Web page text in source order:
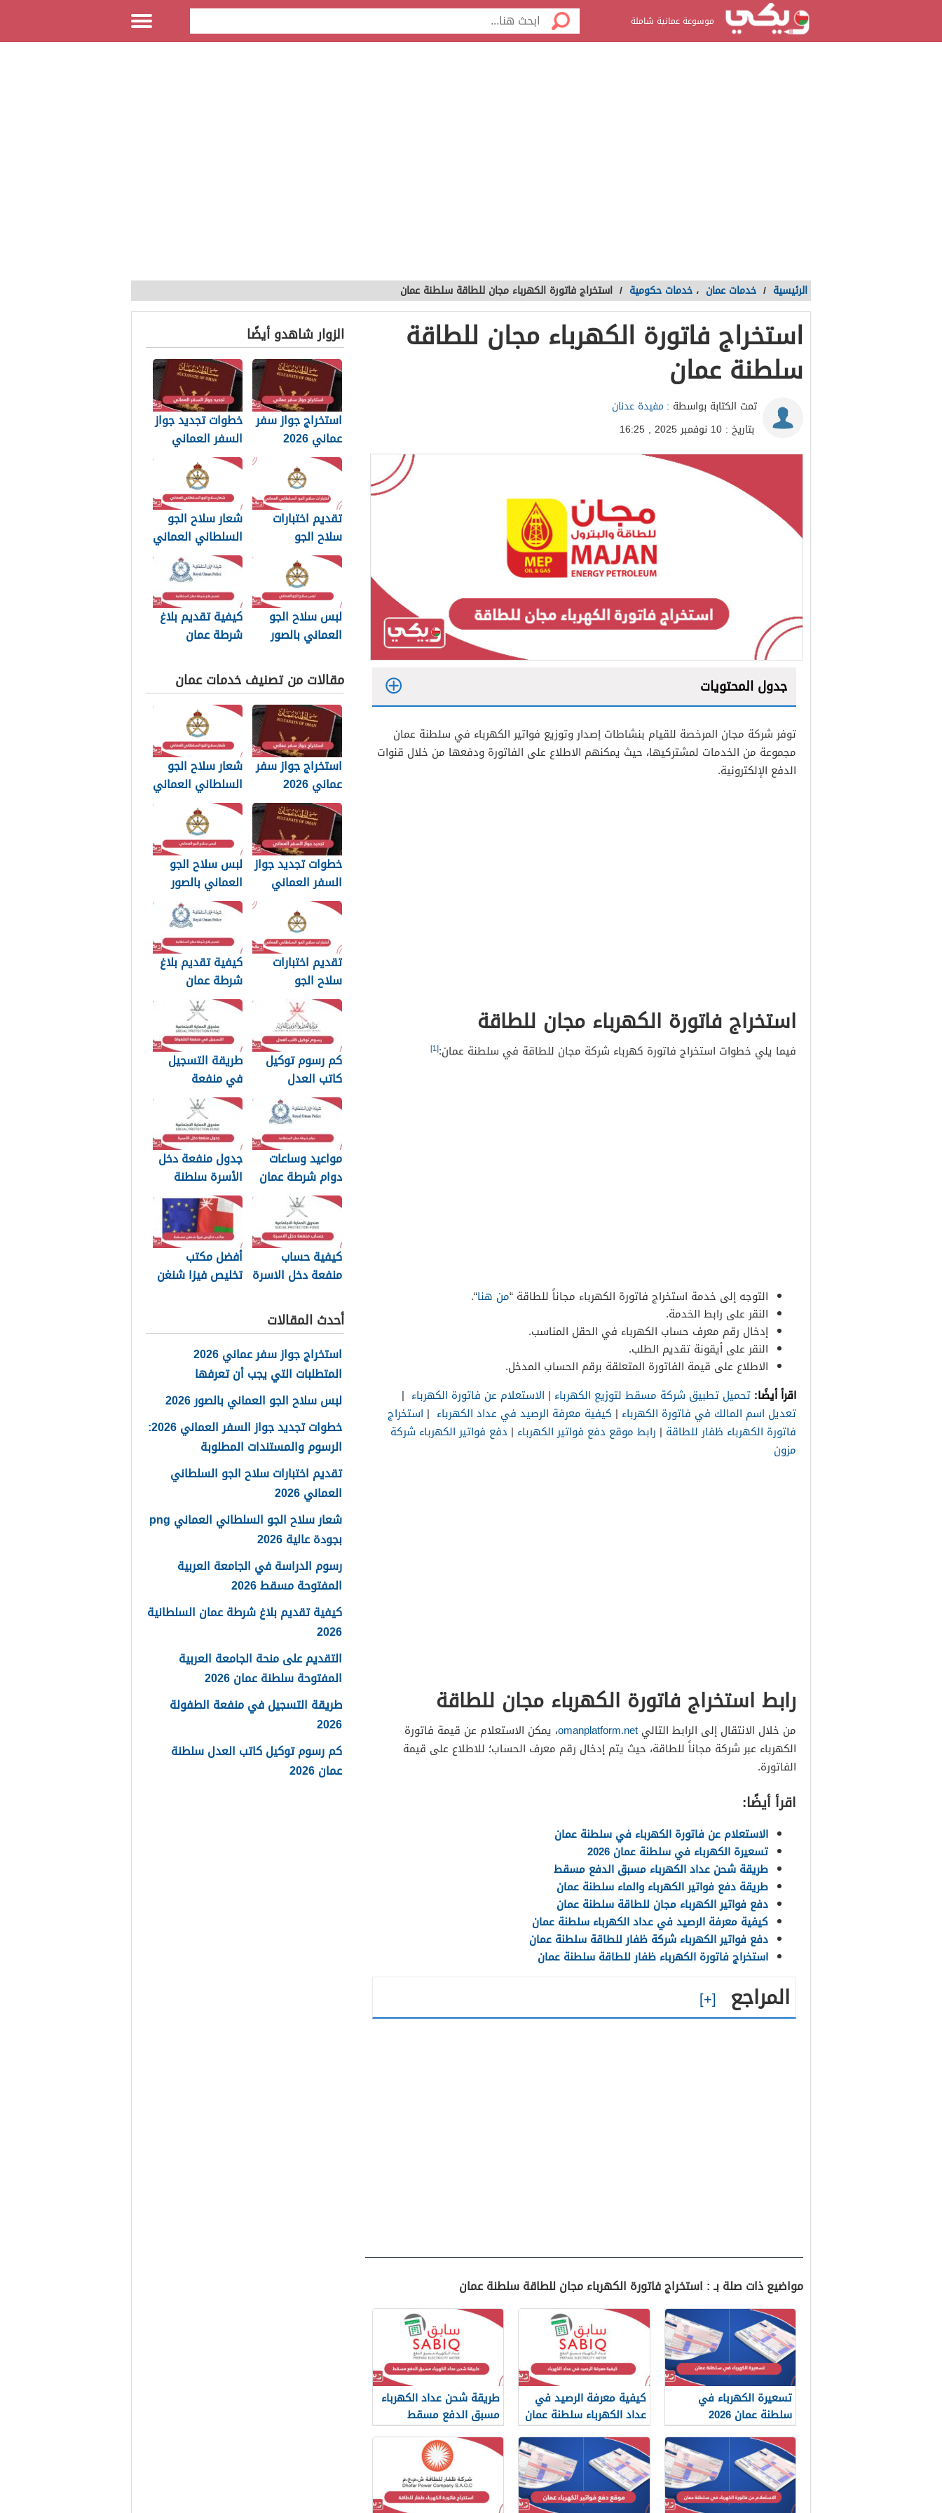
موسوعة عمانية شاملة
الرئيسية / خدمات عمان ، خدمات حكومية / استخراج فاتورة الكهرباء مجان للطاقة سلطنة عمان
استخراج فاتورة الكهرباء مجان للطاقة
سلطنة عمان
تمت الكتابة بواسطة : مفيدة عدنان
بتاريخ : 10 نوفمبر 2025 , 16:25
جدول المحتويات
2
توفر شركة مجان المرخصة للقيام بنشاطات إصدار وتوزيع فواتير الكهرباء في سلطنة عمان
مجموعة من الخدمات لمشتركيها، حيث يمكنهم الاطلاع على الفاتورة ودفعها من خلال قنوات
الدفع الإلكترونية.
استخراج فاتورة الكهرباء مجان للطاقة
فيما يلي خطوات استخراج فاتورة كهرباء شركة مجان للطاقة في سلطنة عمان:[1]
التوجه إلى خدمة استخراج فاتورة الكهرباء مجاناً للطاقة “من هنا“.
النقر على رابط الخدمة.
إدخال رقم معرف حساب الكهرباء في الحقل المناسب.
النقر على أيقونة تقديم الطلب.
الاطلاع على قيمة الفاتورة المتعلقة برقم الحساب المدخل.
اقرأ أيضًا: تحميل تطبيق شركة مسقط لتوزيع الكهرباء | الاستعلام عن فاتورة الكهرباء |
تعديل اسم المالك في فاتورة الكهرباء | كيفية معرفة الرصيد في عداد الكهرباء | استخراج
فاتورة الكهرباء ظفار للطاقة | رابط موقع دفع فواتير الكهرباء | دفع فواتير الكهرباء شركة
مزون
رابط استخراج فاتورة الكهرباء مجان للطاقة
من خلال الانتقال إلى الرابط التالي omanplatform.net، يمكن الاستعلام عن قيمة فاتورة
الكهرباء عبر شركة مجاناً للطاقة، حيث يتم إدخال رقم معرف الحساب؛ للاطلاع على قيمة
الفاتورة.
اقرأ أيضًا:
الاستعلام عن فاتورة الكهرباء في سلطنة عمان
تسعيرة الكهرباء في سلطنة عمان 2026
طريقة شحن عداد الكهرباء مسبق الدفع مسقط
طريقة دفع فواتير الكهرباء والماء سلطنة عمان
دفع فواتير الكهرباء مجان للطاقة سلطنة عمان
كيفية معرفة الرصيد في عداد الكهرباء سلطنة عمان
دفع فواتير الكهرباء شركة ظفار للطاقة سلطنة عمان
استخراج فاتورة الكهرباء ظفار للطاقة سلطنة عمان
المراجع
مواضيع ذات صلة بـ : استخراج فاتورة الكهرباء مجان للطاقة سلطنة عمان
تسعيرة الكهرباء في
سلطنة عمان 2026
كيفية معرفة الرصيد في
عداد الكهرباء سلطنة عمان
طريقة شحن عداد الكهرباء
مسبق الدفع مسقط
الزوار شاهدو أيضًا
استخراج جواز سفر
عماني 2026
المتطلبات التي
يجب أن تعرفها
خطوات تجديد جواز
السفر العماني
2026: الرسوم
والمستندات
المطلوبة
تقديم اختبارات
سلاح الجو
السلطاني العماني
2026
شعار سلاح الجو
السلطاني العماني
png بجودة عالية
2026
لبس سلاح الجو
العماني بالصور
كيفية تقديم بلاغ
شرطة عمان
مقالات من تصنيف خدمات عمان
استخراج جواز سفر
عماني 2026
المتطلبات التي
يجب أن تعرفها
شعار سلاح الجو
السلطاني العماني
png بجودة عالية
2026
خطوات تجديد جواز
السفر العماني
2026: الرسوم
والمستندات
المطلوبة
لبس سلاح الجو
العماني بالصور
2026
تقديم اختبارات
سلاح الجو
السلطاني العماني
2026
كيفية تقديم بلاغ
شرطة عمان
السلطانية 2026
كم رسوم توكيل
كاتب العدل
سلطنة عمان 2026
طريقة التسجيل
في منفعة
الطفولة 2026
مواعيد وساعات
دوام شرطة عمان
السلطانية 2026
جدول منفعة دخل
الأسرة سلطنة
عمان 2026
كيفية حساب
منفعة دخل الاسرة
أفضل مكتب
تخليص فيزا شنغن
أحدث المقالات
استخراج جواز سفر عماني 2026
المتطلبات التي يجب أن تعرفها
لبس سلاح الجو العماني بالصور 2026
خطوات تجديد جواز السفر العماني 2026:
الرسوم والمستندات المطلوبة
تقديم اختبارات سلاح الجو السلطاني
العماني 2026
شعار سلاح الجو السلطاني العماني png
بجودة عالية 2026
رسوم الدراسة في الجامعة العربية
المفتوحة مسقط 2026
كيفية تقديم بلاغ شرطة عمان السلطانية
2026
التقديم على منحة الجامعة العربية
المفتوحة سلطنة عمان 2026
طريقة التسجيل في منفعة الطفولة
2026
كم رسوم توكيل كاتب العدل سلطنة
عمان 2026